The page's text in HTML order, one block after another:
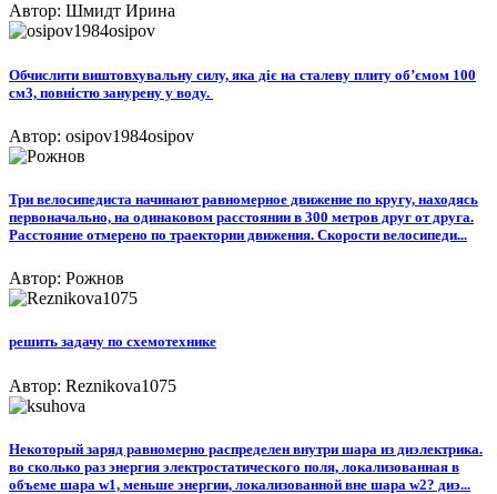
Автор: Шмидт Ирина
Обчислити виштовхувальну силу, яка діє на сталеву плиту об’ємом 100
см3, повністю занурену у воду. ​
Автор: osipov1984osipov
Три велосипедиста начинают равномерное движение по кругу, находясь
первоначально, на одинаковом расстоянии в 300 метров друг от друга.
Расстояние отмерено по траектории движения. Скорости велосипеди...
Автор: Рожнов
решить задачу по схемотехнике
Автор: Reznikova1075
Некоторый заряд равномерно распределен внутри шара из диэлектрика.
во сколько раз энергия электростатического поля, локализованная в
объеме шара w1, меньше энергии, локализованной вне шара w2? диэ...